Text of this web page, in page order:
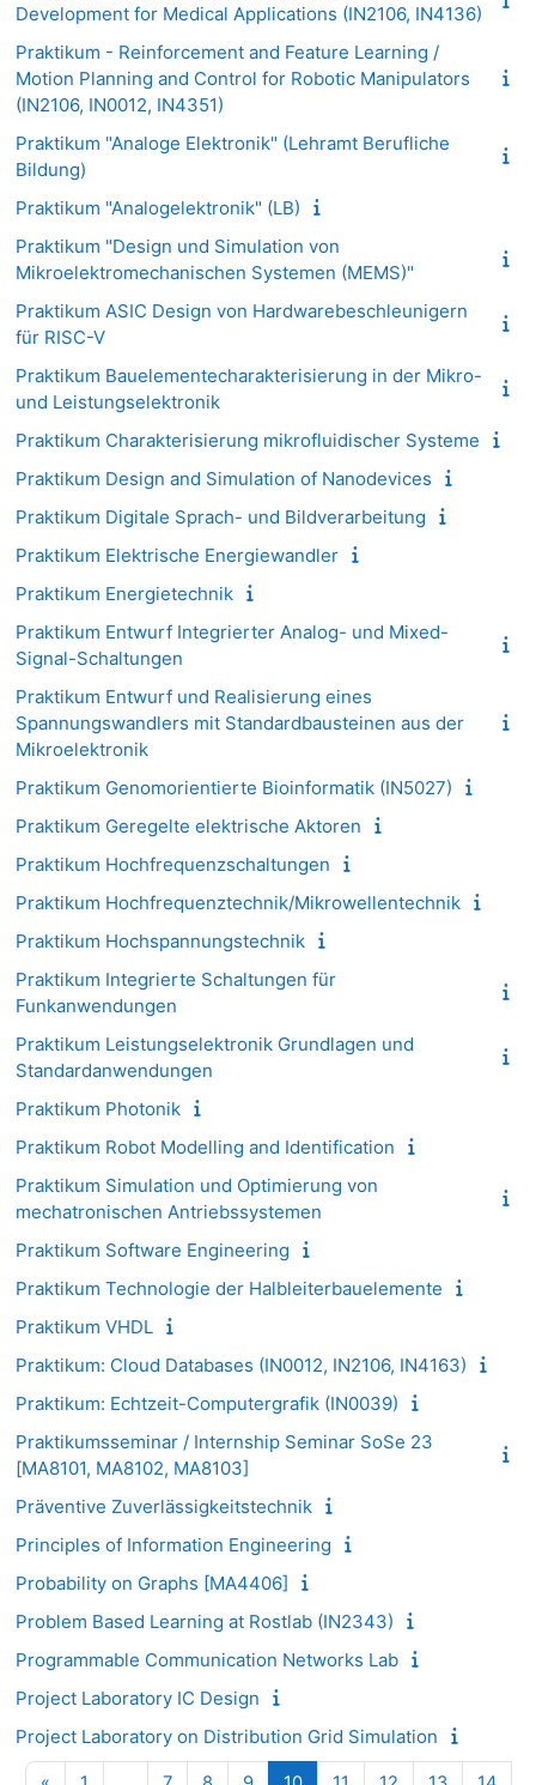
Development for Medical Applications (IN2106, IN4136)
Praktikum - Reinforcement and Feature Learning /
Motion Planning and Control for Robotic Manipulators
(IN2106, IN0012, IN4351)
Praktikum "Analoge Elektronik" (Lehramt Berufliche
Bildung)
Praktikum "Analogelektronik" (LB)
Praktikum "Design und Simulation von
Mikroelektromechanischen Systemen (MEMS)"
Praktikum ASIC Design von Hardwarebeschleunigern
für RISC-V
Praktikum Bauelementecharakterisierung in der Mikro-
und Leistungselektronik
Praktikum Charakterisierung mikrofluidischer Systeme
Praktikum Design and Simulation of Nanodevices
Praktikum Digitale Sprach- und Bildverarbeitung
Praktikum Elektrische Energiewandler
Praktikum Energietechnik
Praktikum Entwurf Integrierter Analog- und Mixed-
Signal-Schaltungen
Praktikum Entwurf und Realisierung eines
Spannungswandlers mit Standardbausteinen aus der
Mikroelektronik
Praktikum Genomorientierte Bioinformatik (IN5027)
Praktikum Geregelte elektrische Aktoren
Praktikum Hochfrequenzschaltungen
Praktikum Hochfrequenztechnik/Mikrowellentechnik
Praktikum Hochspannungstechnik
Praktikum Integrierte Schaltungen für
Funkanwendungen
Praktikum Leistungselektronik Grundlagen und
Standardanwendungen
Praktikum Photonik
Praktikum Robot Modelling and Identification
Praktikum Simulation und Optimierung von
mechatronischen Antriebssystemen
Praktikum Software Engineering
Praktikum Technologie der Halbleiterbauelemente
Praktikum VHDL
Praktikum: Cloud Databases (IN0012, IN2106, IN4163)
Praktikum: Echtzeit-Computergrafik (IN0039)
Praktikumsseminar / Internship Seminar SoSe 23
[MA8101, MA8102, MA8103]
Präventive Zuverlässigkeitstechnik
Principles of Information Engineering
Probability on Graphs [MA4406]
Problem Based Learning at Rostlab (IN2343)
Programmable Communication Networks Lab
Project Laboratory IC Design
Project Laboratory on Distribution Grid Simulation